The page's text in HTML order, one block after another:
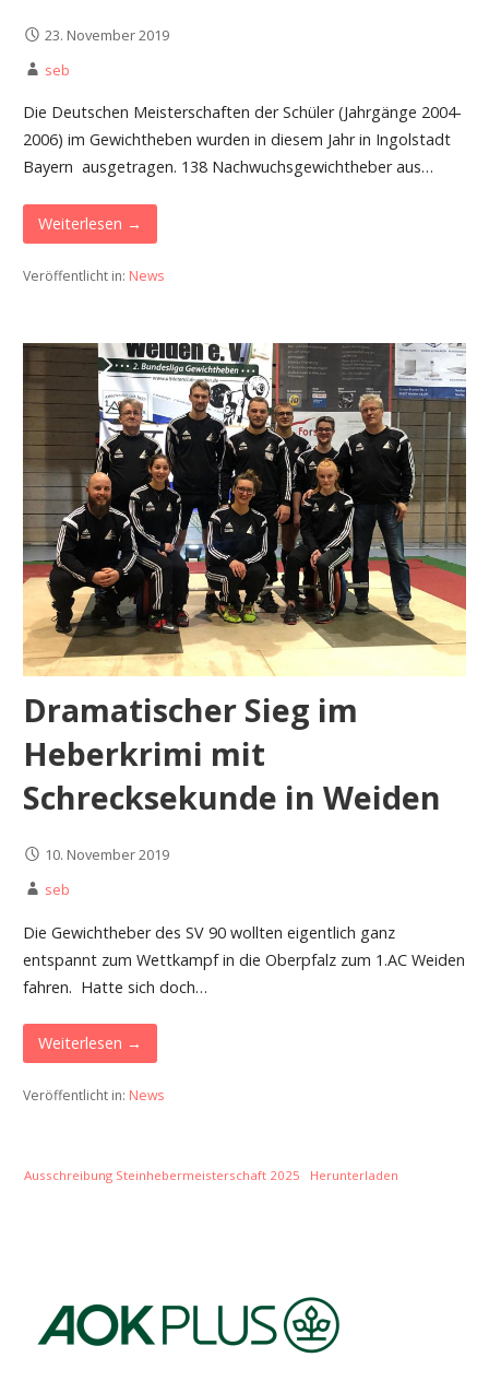
23. November 2019
seb
Die Deutschen Meisterschaften der Schüler (Jahrgänge 2004-
2006) im Gewichtheben wurden in diesem Jahr in Ingolstadt
Bayern ausgetragen. 138 Nachwuchsgewichtheber aus…
Weiterlesen →
Veröffentlicht in: News
Dramatischer Sieg im
Heberkrimi mit
Schrecksekunde in Weiden
10. November 2019
seb
Die Gewichtheber des SV 90 wollten eigentlich ganz
entspannt zum Wettkampf in die Oberpfalz zum 1.AC Weiden
fahren. Hatte sich doch…
Weiterlesen →
Veröffentlicht in: News
Ausschreibung Steinhebermeisterschaft 2025 Herunterladen